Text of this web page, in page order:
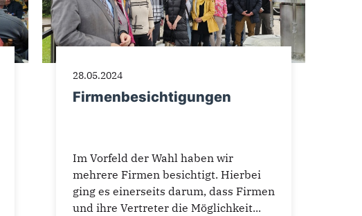
28.05.2024
Firmenbesichtigungen
Im Vorfeld der Wahl haben wir
mehrere Firmen besichtigt. Hierbei
ging es einerseits darum, dass Firmen
und ihre Vertreter die Möglichkeit...